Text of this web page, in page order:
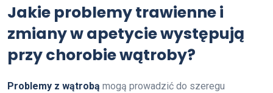
Jakie problemy trawienne i
zmiany w apetycie występują
przy chorobie wątroby?
Problemy z wątrobą mogą prowadzić do szeregu